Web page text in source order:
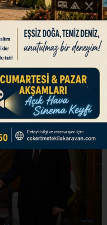
Yılmaz,
bulundu.
OL